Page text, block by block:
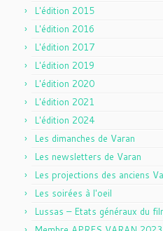
L'édition 2015
L'édition 2016
L'édition 2017
L'édition 2019
L'édition 2020
L'édition 2021
L'édition 2024
Les dimanches de Varan
Les newsletters de Varan
Les projections des anciens
Les soirées à l'oeil
Lussas – Etats généraux du